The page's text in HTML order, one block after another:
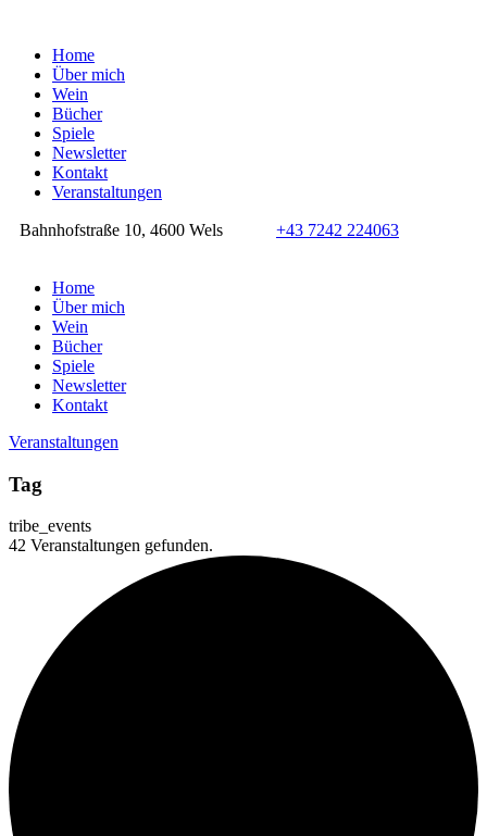
Home
Über mich
Wein
Bücher
Spiele
Newsletter
Kontakt
Veranstaltungen
Bahnhofstraße 10, 4600 Wels +43 7242 224063
Home
Über mich
Wein
Bücher
Spiele
Newsletter
Kontakt
Veranstaltungen
Tag
tribe_events
42 Veranstaltungen gefunden.